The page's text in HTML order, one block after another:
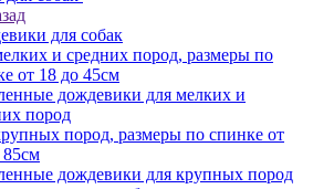
для собак
и средних пород, размеры по
от 18 до 45см
дождевики для мелких и
пород
пород, размеры по спинке от
85см
дождевики для крупных пород